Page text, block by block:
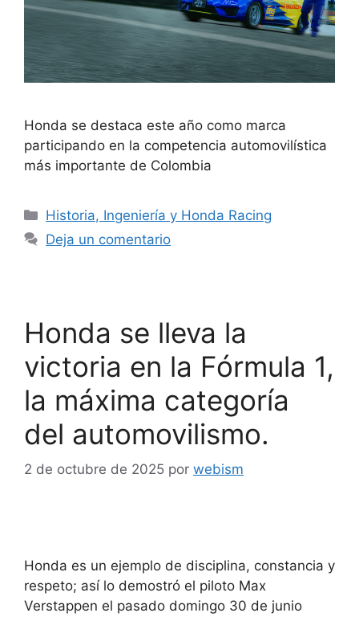
Honda se destaca este año como marca
participando en la competencia automovilística
más importante de Colombia
Historia, Ingeniería y Honda Racing
Deja un comentario
Honda se lleva la
victoria en la Fórmula 1,
la máxima categoría
del automovilismo.
2 de octubre de 2025 por webism
Honda es un ejemplo de disciplina, constancia y
respeto; así lo demostró el piloto Max
Verstappen el pasado domingo 30 de junio